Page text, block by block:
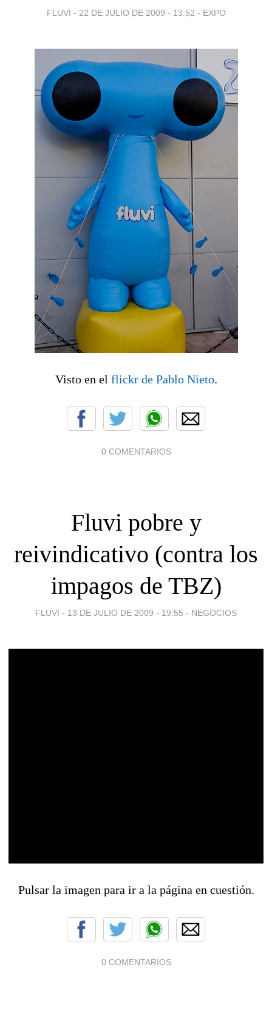
FLUVI - 22 DE JULIO DE 2009 - 13:52 - EXPO
Visto en el flickr de Pablo Nieto.
0 COMENTARIOS
Fluvi pobre y
reivindicativo (contra los
impagos de TBZ)
FLUVI - 13 DE JULIO DE 2009 - 19:55 - NEGOCIOS
Pulsar la imagen para ir a la página en cuestión.
0 COMENTARIOS